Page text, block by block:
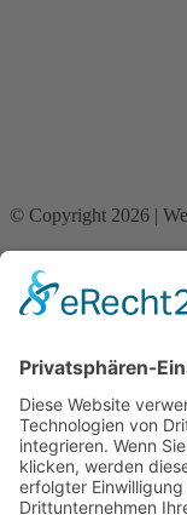
© Copyright 2026 |
Mobile Menu Toggle
Aktionen
Anzeigen
Gobal